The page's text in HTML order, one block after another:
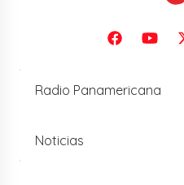
Radio Panamericana
Noticias